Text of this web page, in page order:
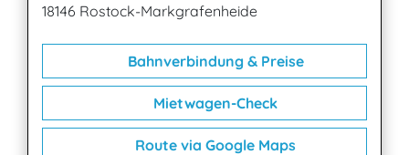
18146 Rostock-Markgrafenheide
Bahnverbindung & Preise
Mietwagen-Check
Route via Google Maps